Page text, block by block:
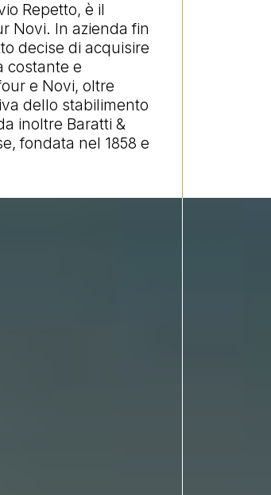
Repetto, è il
Novi. In azienda fin
decise di acquisire
costante e
e Novi, oltre
dello stabilimento
inoltre Baratti &
fondata nel 1858 e